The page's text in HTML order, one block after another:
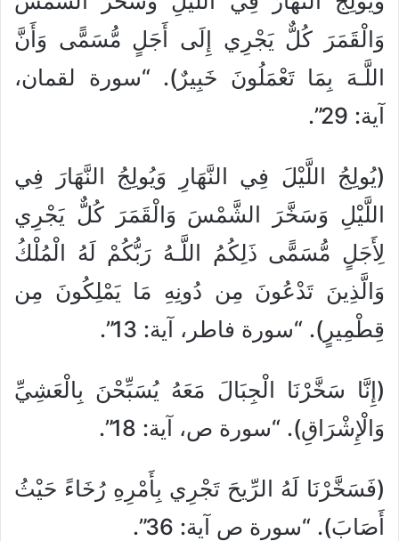
وَالْقَمَرَ كُلٌّ يَجْرِي إِلَى أَجَلٍ مُّسَمًّى وَأَنَّ
اللَّـهَ بِمَا تَعْمَلُونَ خَبِيرٌ). “سورة لقمان،
آية: 29”.
(يُولِجُ اللَّيْلَ فِي النَّهَارِ وَيُولِجُ النَّهَارَ فِي
اللَّيْلِ وَسَخَّرَ الشَّمْسَ وَالْقَمَرَ كُلٌّ يَجْرِي
لِأَجَلٍ مُّسَمًّى ذَلِكُمُ اللَّـهُ رَبُّكُمْ لَهُ الْمُلْكُ
وَالَّذِينَ تَدْعُونَ مِن دُونِهِ مَا يَمْلِكُونَ مِن
قِطْمِيرٍ). “سورة فاطر، آية: 13”.
(إِنَّا سَخَّرْنَا الْجِبَالَ مَعَهُ يُسَبِّحْنَ بِالْعَشِيِّ
وَالْإِشْرَاقِ). “سورة ص، آية: 18”.
(فَسَخَّرْنَا لَهُ الرِّيحَ تَجْرِي بِأَمْرِهِ رُخَاءً حَيْثُ
أَصَابَ). “سورة ص آية: 36”.